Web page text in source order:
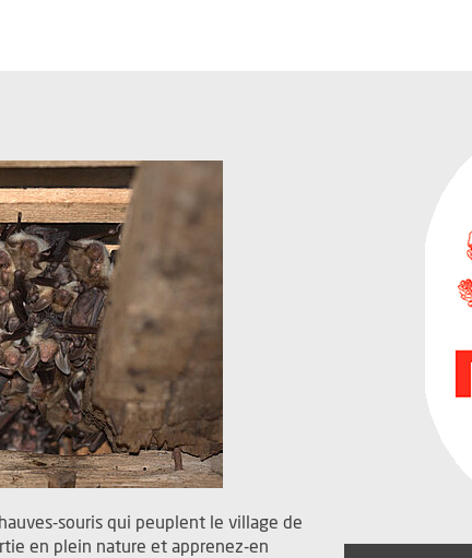
souris qui peuplent le village de
en plein nature et apprenez-en